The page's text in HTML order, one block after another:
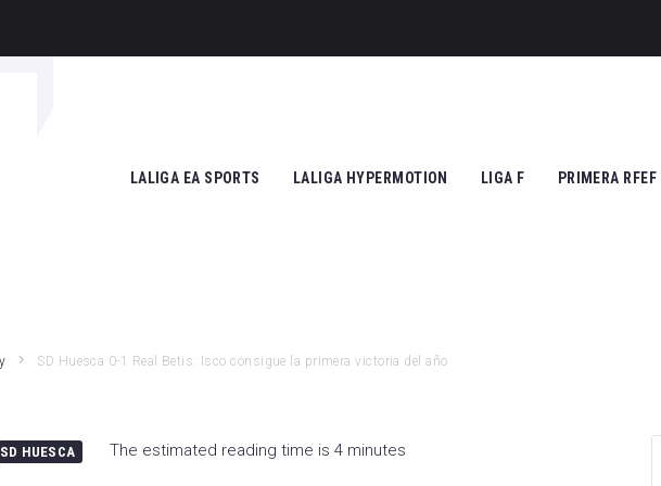
LALIGA EA SPORTS
Rayo Vallecano
Girona FC
LALIGA HYPERMOTION
FC Andorra
Granada CF
LIGA F PRIMERA RFEF
SD Huesca 0-1 Real Betis: Isco consigue la primera victoria del año
SD HUESCA The estimated reading time is 4 minutes